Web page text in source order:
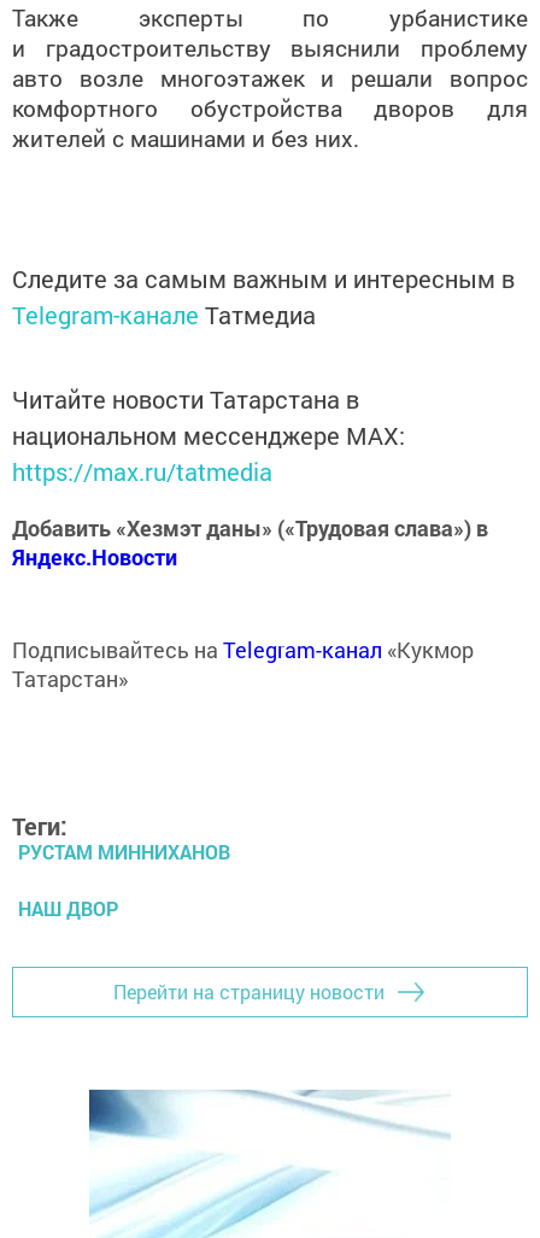
Также эксперты по урбанистике
и градостроительству выяснили проблему
авто возле многоэтажек и решали вопрос
комфортного обустройства дворов для
жителей с машинами и без них.
Следите за самым важным и интересным в
Telegram-канале Татмедиа
Читайте новости Татарстана в
национальном мессенджере MАХ:
https://max.ru/tatmedia
Добавить «Хезмэт даны» («Трудовая слава») в
Яндекс.Новости
Подписывайтесь на Telegram-канал «Кукмор
Татарстан»
Теги:
РУСТАМ МИННИХАНОВ
НАШ ДВОР
Перейти на страницу новости